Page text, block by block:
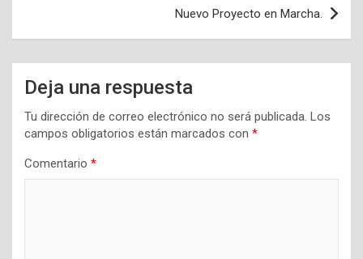
Nuevo Proyecto en Marcha.
Deja una respuesta
Tu dirección de correo electrónico no será publicada. Los
campos obligatorios están marcados con *
Comentario *